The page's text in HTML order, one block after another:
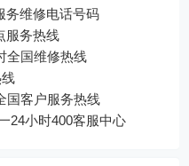
务维修电话号码
服务热线
全国维修热线
国客户服务热线
24小时400客服中心